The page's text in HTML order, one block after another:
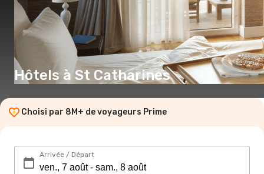
Hôtels à St Catharines
Choisi par 8M+ de voyageurs Prime
Arrivée / Départ